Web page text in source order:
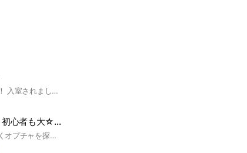
無償イラスト依頼場です！ 入室されましたら大事なノートご一読お願いします。 また、アイコンは初期のものか許可のあるイラスト、もしくはご自身のイラストでお願いします。 ノートを使用される方は必ずタグを付け、自己管理をお願いします。 絵師様にご依頼される際はモラルを守ってトラブルにならないようご配慮ください。 ※トークでの私語はお控えください。 (雑談OCへ) 荒らし、モラル違反は場合により強制退会、通報させていただきます。 これを守り皆さんで楽しく依頼したり絵を描いたりしていきましょう‼︎
お絵描きの集いッッ！初心者も大☆歓☆迎☆
待て。貴様だ。今絵を描くオプチャを探しているな？ ちょうどいい入りたまえ。ただ即抜けは禁止だわかったか？ #絵描くの好きな人#イラスト#センブリ茶#暇人#アニメ好き#=漫画好き#中大兄皇子#初心者大歓迎#ルネサンス#湯葉入りすまし汁#双眼実体顕微鏡#相談乗るよ